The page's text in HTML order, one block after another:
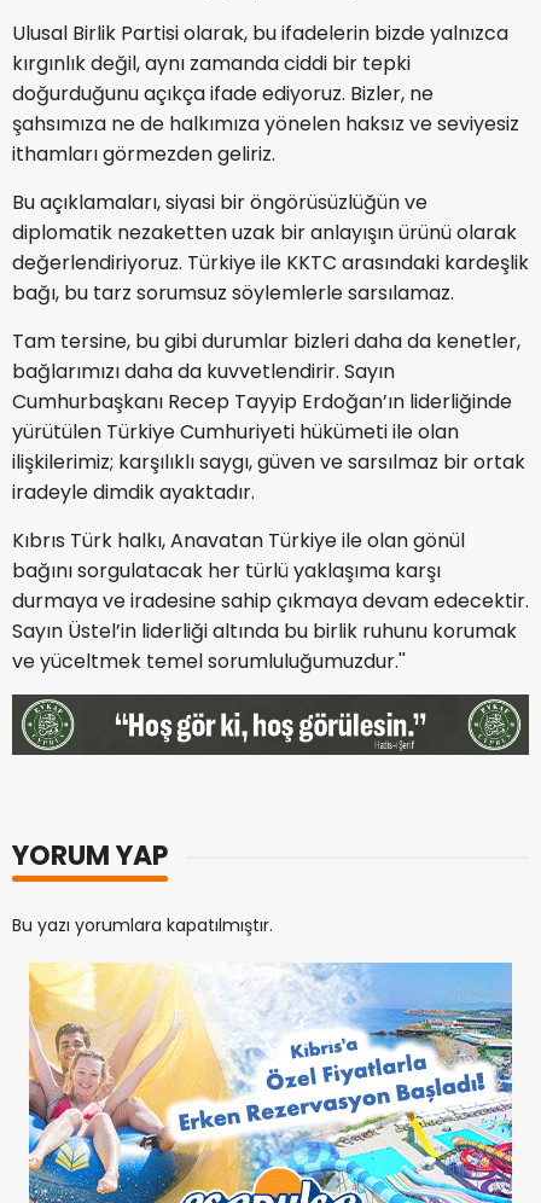
Ulusal Birlik Partisi olarak, bu ifadelerin bizde yalnızca
kırgınlık değil, aynı zamanda ciddi bir tepki
doğurduğunu açıkça ifade ediyoruz. Bizler, ne
şahsımıza ne de halkımıza yönelen haksız ve seviyesiz
ithamları görmezden geliriz.
Bu açıklamaları, siyasi bir öngörüsüzlüğün ve
diplomatik nezaketten uzak bir anlayışın ürünü olarak
değerlendiriyoruz. Türkiye ile KKTC arasındaki kardeşlik
bağı, bu tarz sorumsuz söylemlerle sarsılamaz.
Tam tersine, bu gibi durumlar bizleri daha da kenetler,
bağlarımızı daha da kuvvetlendirir. Sayın
Cumhurbaşkanı Recep Tayyip Erdoğan’ın liderliğinde
yürütülen Türkiye Cumhuriyeti hükümeti ile olan
ilişkilerimiz; karşılıklı saygı, güven ve sarsılmaz bir ortak
iradeyle dimdik ayaktadır.
Kıbrıs Türk halkı, Anavatan Türkiye ile olan gönül
bağını sorgulatacak her türlü yaklaşıma karşı
durmaya ve iradesine sahip çıkmaya devam edecektir.
Sayın Üstel’in liderliği altında bu birlik ruhunu korumak
ve yüceltmek temel sorumluluğumuzdur.''
YORUM YAP
Bu yazı yorumlara kapatılmıştır.